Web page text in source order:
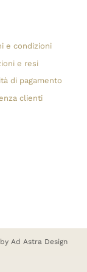
e condizioni
e resi
di pagamento
clienti
Ad Astra Design